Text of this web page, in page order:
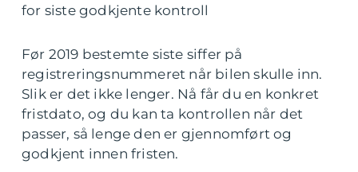
for siste godkjente kontroll
Før 2019 bestemte siste siffer på
registreringsnummeret når bilen skulle inn.
Slik er det ikke lenger. Nå får du en konkret
fristdato, og du kan ta kontrollen når det
passer, så lenge den er gjennomført og
godkjent innen fristen.